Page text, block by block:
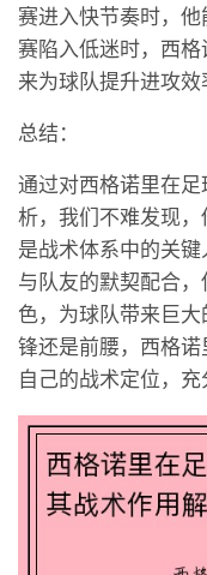
赛进入快节奏时，
赛陷入低迷时，西
来为球队提升进攻效
总结：
通过对西格诺里在
析，我们不难发现
是战术体系中的关
与队友的默契配合
色，为球队带来巨
锋还是前腰，西格
自己的战术定位，充